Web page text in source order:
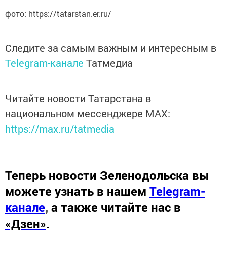
фото: https://tatarstan.er.ru/
Следите за самым важным и интересным в
Telegram-канале Татмедиа
Читайте новости Татарстана в
национальном мессенджере MАХ:
https://max.ru/tatmedia
Теперь новости Зеленодольска вы
можете узнать в нашем Telegram-
канале, а также читайте нас в
«Дзен».